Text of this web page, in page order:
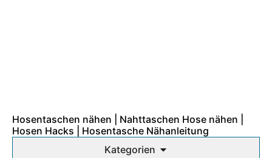
Hosentaschen nähen | Nahttaschen Hose nähen |
Hosen Hacks | Hosentasche Nähanleitung
Kategorien